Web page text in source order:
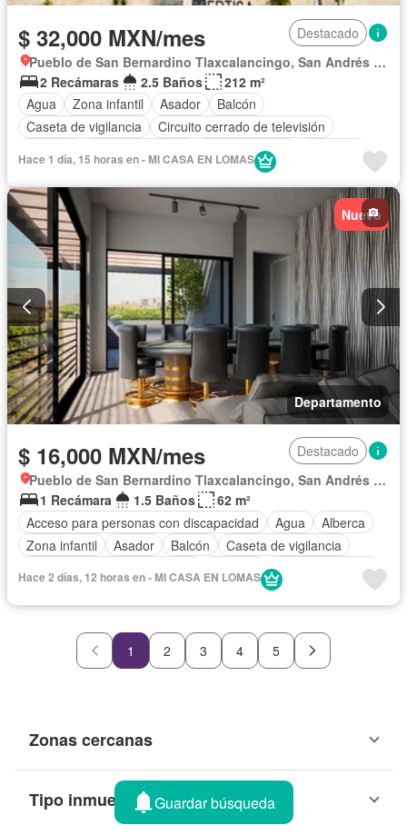
$ 32,000 MXN/mes
Destacado
Pueblo de San Bernardino Tlaxcalancingo, San Andrés Cholula
2 Recámaras
2.5 Baños
212 m²
Agua
Zona infantil Asador
Balcón
Caseta de vigilancia
Circuito cerrado de televisión
Cocina integral
Elevador
Estacionamiento
Gas natural
Jardín
Recámara con closet
Sauna
Seguridad
Televisión por cable
Vista panorámica
Wifi
Zonas verdes
Solo familias Sin amueblar
Hace 1 día, 15 horas en - MI CASA EN LOMAS
Nuevo
Departamento
$ 16,000 MXN/mes
Destacado
Pueblo de San Bernardino Tlaxcalancingo, San Andrés Cholula
1 Recámara
1.5 Baños
62 m²
Acceso para personas con discapacidad
Agua
Alberca
Zona infantil
Asador Balcón
Caseta de vigilancia
Cocina equipada
Elevador
Estacionamiento
Gas natural
Gimnasio Internet Jacuzzi
Jardín
Recámara con closet
Sala polivalente
Sauna
Seguridad
Televisión por cable
Terraza
Hace 2 días, 12 horas en - MI CASA EN LOMAS
1 2 3 4 5
Zonas cercanas
Tipo inmueble Guardar búsqueda